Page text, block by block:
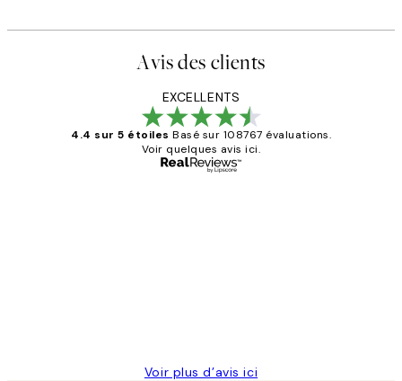
Avis des clients
EXCELLENTS
4.4 sur 5 étoiles Basé sur 108767 évaluations.
Voir quelques avis ici.
Voir plus d’avis ici